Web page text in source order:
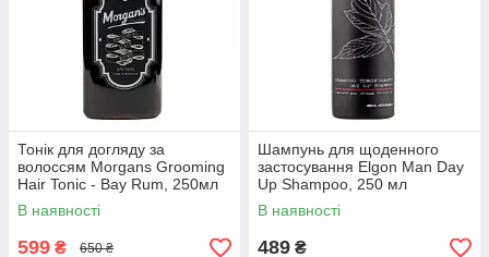
Тонік для догляду за
волоссям Morgans Grooming
Hair Tonic - Bay Rum, 250мл
В наявності
599 ₴ 650 ₴
Шампунь для щоденного
застосування Elgon Man Day
Up Shampoo, 250 мл
(510442)
В наявності
489 ₴